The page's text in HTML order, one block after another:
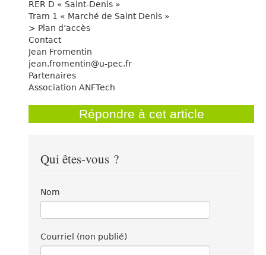
RER D « Saint-Denis »
Tram 1 « Marché de Saint Denis »
> Plan d’accès
Contact
Jean Fromentin
jean.fromentin@u-pec.fr
Partenaires
Association ANFTech
Répondre à cet article
Qui êtes-vous ?
Nom
Courriel (non publié)